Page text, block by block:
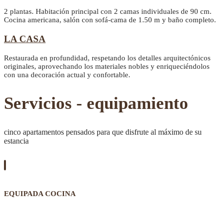
2 plantas. Habitación principal con 2 camas individuales de 90 cm.
Cocina americana, salón con sofá-cama de 1.50 m y baño completo.
LA CASA
Restaurada en profundidad, respetando los detalles arquitectónicos
originales, aprovechando los materiales nobles y enriqueciéndolos
con una decoración actual y confortable.
Servicios - equipamiento
cinco apartamentos pensados para que disfrute al máximo de su
estancia
EQUIPADA COCINA